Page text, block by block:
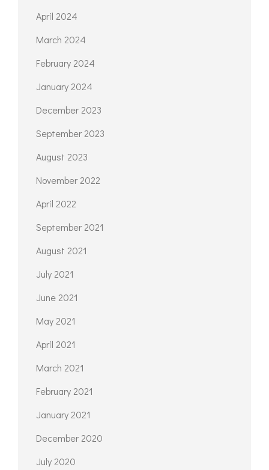
April 2024
March 2024
February 2024
January 2024
December 2023
September 2023
August 2023
November 2022
April 2022
September 2021
August 2021
July 2021
June 2021
May 2021
April 2021
March 2021
February 2021
January 2021
December 2020
July 2020